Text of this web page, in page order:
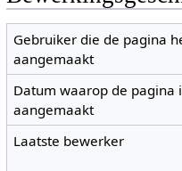
Gebruiker die de pagina
aangemaakt
Datum waarop de pagina
aangemaakt
Laatste bewerker